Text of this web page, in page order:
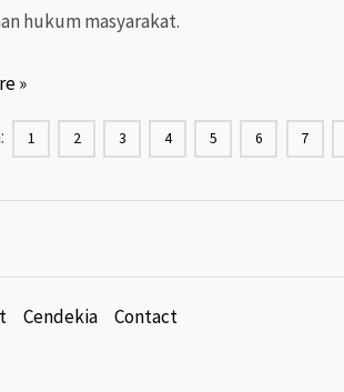
hukum masyarakat.
»
1 2 3 4 5 6 7
Cendekia Contact